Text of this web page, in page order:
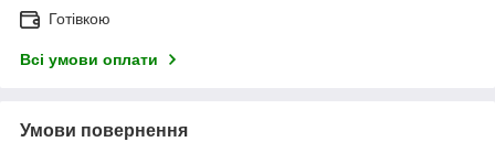
Готівкою
Всі умови оплати
Умови повернення